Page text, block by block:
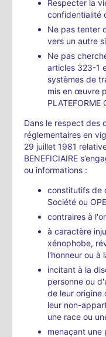
Respecter la
confidentialité
Ne pas tenter
vers un autre
Ne pas
articles 323-1
systèmes de
mis en œuvre
PLATEFORME
Dans le respect des
réglementaires en
29 juillet 1981
BENEFICIAIRE
ou informations :
constitutifs de
Société ou
contraires à
à caractère
xénophobe,
l'honneur ou à
incitant à la
personne ou
de leur origine
leur non-
une race ou
menaçant une